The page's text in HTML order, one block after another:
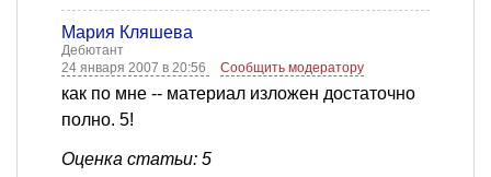
Мария Кляшева
Дебютант
24 января 2007 в 20:56
Сообщить модератору
как по мне -- материал изложен достаточно
полно. 5!
Оценка статьи: 5